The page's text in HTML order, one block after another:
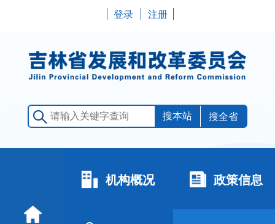
登录 注册
搜全省
机构概况 政策信息